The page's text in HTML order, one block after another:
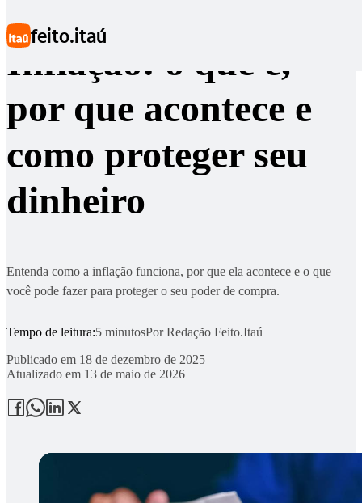
feito.itaú
Inflação: o que é,
por que acontece e
como proteger seu
dinheiro
Entenda como a inflação funciona, por que ela acontece e o que
você pode fazer para proteger o seu poder de compra.
Tempo de leitura:5 minutosPorRedação Feito.Itaú
Publicado em 18 de dezembro de 2025
Atualizado em 13 de maio de 2026